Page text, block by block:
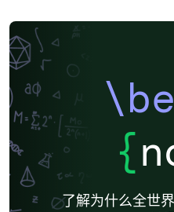
{
了解为什么全世